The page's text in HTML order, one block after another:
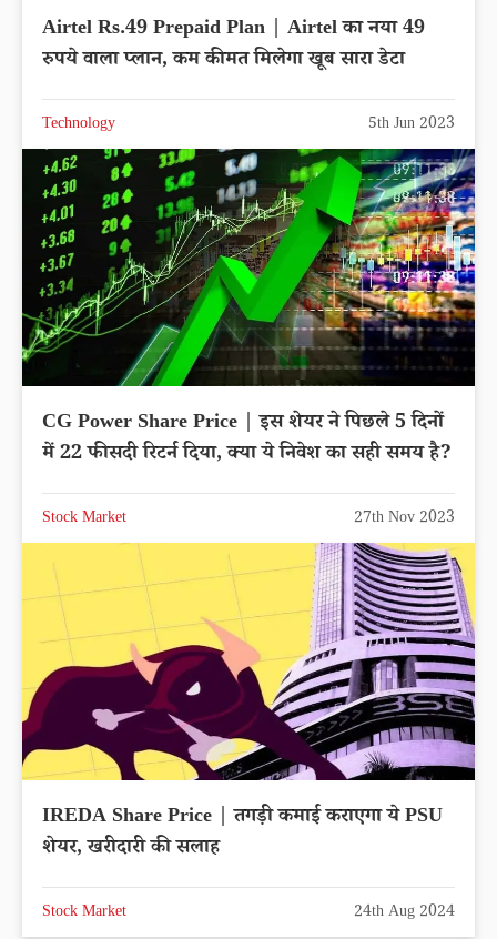
Airtel Rs.49 Prepaid Plan | Airtel का नया 49
रुपये वाला प्लान, कम कीमत मिलेगा खूब सारा डेटा
Technology 5th Jun 2023
CG Power Share Price | इस शेयर ने पिछले 5 दिनों
में 22 फीसदी रिटर्न दिया, क्या ये निवेश का सही समय है?
Stock Market 27th Nov 2023
IREDA Share Price | तगड़ी कमाई कराएगा ये PSU
शेयर, खरीदारी की सलाह
Stock Market 24th Aug 2024